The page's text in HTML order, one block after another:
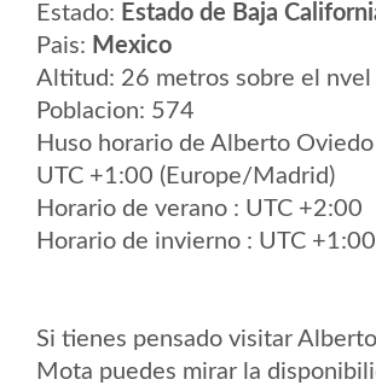
Estado: Estado de Baja
Pais: Mexico
Altitud: 26 metros sobre el nvel
Poblacion: 574
Huso horario de Alberto
UTC +1:00 (Europe/Madrid)
Horario de verano : UTC +2:00
Horario de invierno : UTC +1:00
Si tienes pensado visitar
Mota puedes mirar la